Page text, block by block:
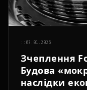
:: 07.01.2026
Зчеплення
Будова
наслідки